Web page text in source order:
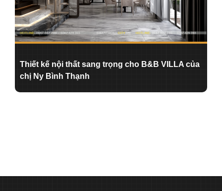
Thiết kế nội thất sang trọng cho B&B VILLA của
chị Ny Bình Thạnh